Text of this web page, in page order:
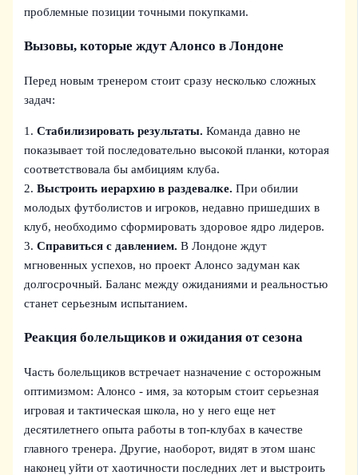
проблемные позиции точными покупками.
Вызовы, которые ждут Алонсо в Лондоне
Перед новым тренером стоит сразу несколько сложных
задач:
1.Стабилизировать результаты. Команда давно не
показывает той последовательно высокой планки, которая
соответствовала бы амбициям клуба.
2.Выстроить иерархию в раздевалке. При обилии
молодых футболистов и игроков, недавно пришедших в
клуб, необходимо сформировать здоровое ядро лидеров.
3.Справиться с давлением. В Лондоне ждут
мгновенных успехов, но проект Алонсо задуман как
долгосрочный. Баланс между ожиданиями и реальностью
станет серьезным испытанием.
Реакция болельщиков и ожидания от сезона
Часть болельщиков встречает назначение с осторожным
оптимизмом: Алонсо - имя, за которым стоит серьезная
игровая и тактическая школа, но у него еще нет
десятилетнего опыта работы в топ-клубах в качестве
главного тренера. Другие, наоборот, видят в этом шанс
наконец уйти от хаотичности последних лет и выстроить